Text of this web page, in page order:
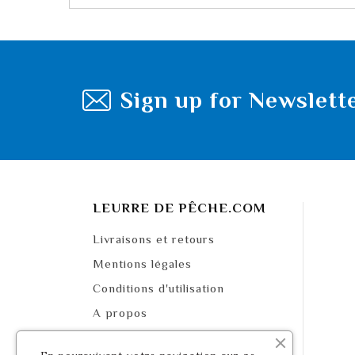
Sign up for
LEURRE DE PÊCHE.COM
Livraisons et retours
Mentions légales
Conditions d'utilisation
A propos